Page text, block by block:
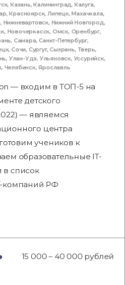
,Казань,Калининград, Калуга,
,Красноярск,Липецк,Махачкала,
, Нижневартовск, Нижний Новгород,
, Новочеркасск, Омск, Оренбург,
, Самара,Санкт-Петербург,
,Сочи, Сургут,Сызрань, Тверь,
, Улан-Удэ, Ульяновск, Уссурийск,
, Челябинск,Ярославль
— входим в ТОП-5 на
детского
— являемся
центра
учеников к
образовательные IT-
список
компаний РФ
15 000 – 40 000 рублей